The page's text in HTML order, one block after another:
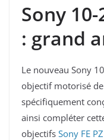
Sony
: grand
Le nouveau Sony
objectif motorisé
spécifiquement
ainsi compléter
objectifs Sony FE